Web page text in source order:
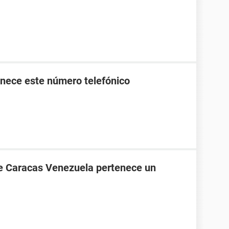
este número telefónico
Caracas Venezuela pertenece un